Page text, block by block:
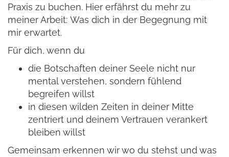
Praxis zu buchen. Hier erfährst du mehr zu
meiner Arbeit: Was dich in der Begegnung mit
mir erwartet.
Für dich, wenn du
die Botschaften deiner Seele nicht nur
mental verstehen, sondern fühlend
begreifen willst
in diesen wilden Zeiten in deiner Mitte
zentriert und deinem Vertrauen verankert
bleiben willst
Gemeinsam erkennen wir wo du stehst und was